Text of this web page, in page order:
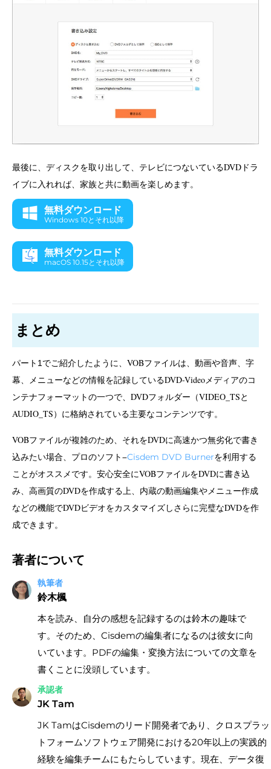
最後に、ディスクを取り出して、テレビにつないているDVDドラ
イブに入れれば、家族と共に動画を楽しめます。
無料ダウンロード
Windows 10とそれ以降
無料ダウンロード
macOS 10.15とそれ以降
まとめ
パート 1 でご紹介したように、VOBファイルは、動画や音声、字
幕、メニューなどの情報を記録しているDVD-Videoメディアのコ
ンテナフォーマットの一つで、DVDフォルダー（VIDEO_TSと
AUDIO_TS）に格納されている主要なコンテンツです。
VOBファイルが複雑のため、それをDVDに高速かつ無劣化で書き
込みたい場合、プロのソフト−Cisdem DVD Burnerを利用する
ことがオススメです。安心安全にVOBファイルをDVDに書き込
み、高画質のDVDを作成する上、内蔵の動画編集やメニュー作成
などの機能でDVDビデオをカスタマイズしさらに完璧なDVDを作
成できます。
著者について
執筆者
鈴木楓
本を読み、自分の感想を記録するのは鈴木の趣味で
す。そのため、Cisdemの編集者になるのは彼女に向
いています。PDFの編集・変換方法についての文章を
書くことに没頭しています。
承認者
JK Tam
JK TamはCisdemのリード開発者であり、クロスプラッ
トフォームソフトウェア開発における20年以上の実践的
経験を編集チームにもたらしています。現在、データ復